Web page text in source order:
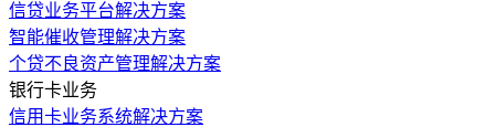
信贷业务平台解决方案
智能催收管理解决方案
个贷不良资产管理解决方案
银行卡业务
信用卡业务系统解决方案